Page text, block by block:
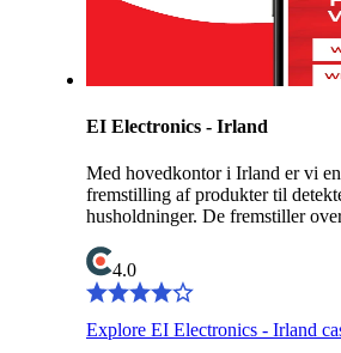
EI Electronics - Irland
Med hovedkontor i Irland er vi
fremstilling af produkter til
husholdninger. De fremstiller
4.0
Explore EI Electronics - Irland